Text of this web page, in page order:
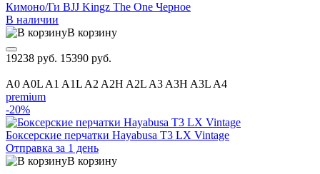
Кимоно/Ги BJJ Kingz The One Черное
В наличии
В корзину
19238 руб. 15390 руб.
A0 A0L A1 A1L A2 A2H A2L A3 A3H A3L A4
premium
-20%
Боксерские перчатки Hayabusa T3 LX Vintage
Отправка за 1 день
В корзину